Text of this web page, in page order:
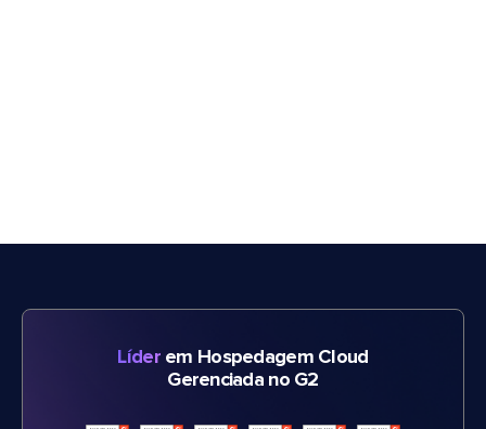
Líderem Hospedagem Cloud
Gerenciada no G2